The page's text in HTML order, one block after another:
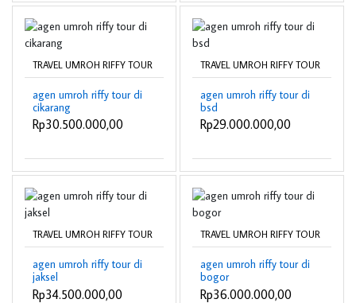
TRAVEL UMROH RIFFY TOUR
agen umroh riffy tour di
cikarang
Rp30.500.000,00
TRAVEL UMROH RIFFY TOUR
agen umroh riffy tour di
bsd
Rp29.000.000,00
TRAVEL UMROH RIFFY TOUR
agen umroh riffy tour di
jaksel
Rp34.500.000,00
TRAVEL UMROH RIFFY TOUR
agen umroh riffy tour di
bogor
Rp36.000.000,00